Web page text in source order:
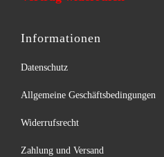
Informationen
Datenschutz
Allgemeine Geschäftsbedingungen
Widerrufsrecht
Zahlung und Versand